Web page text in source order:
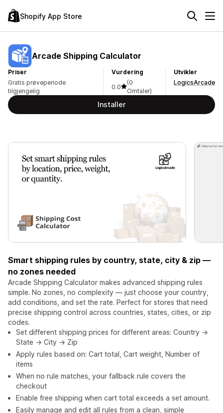
Shopify App Store
Arcade Shipping Calculator
Priser
Gratis prøveperiode
tilgjengelig
Vurdering
0.0
(0
Omtaler)
Utvikler
LogicsArcade
Installer
Smart shipping rules by country, state, city & zip —
no zones needed
Arcade Shipping Calculator makes advanced shipping rules
simple. No zones, no complexity — just choose your country,
add conditions, and set the rate. Perfect for stores that need
precise shipping control across countries, states, cities, or zip
codes.
Set different shipping prices for different areas: Country →
State → City → Zip
Apply rules based on: Cart total, Cart weight, Number of
items
When no rule matches, your fallback rule covers the
checkout
Enable free shipping when cart total exceeds a set amount.
Easily manage and edit all rules from a clean, simple